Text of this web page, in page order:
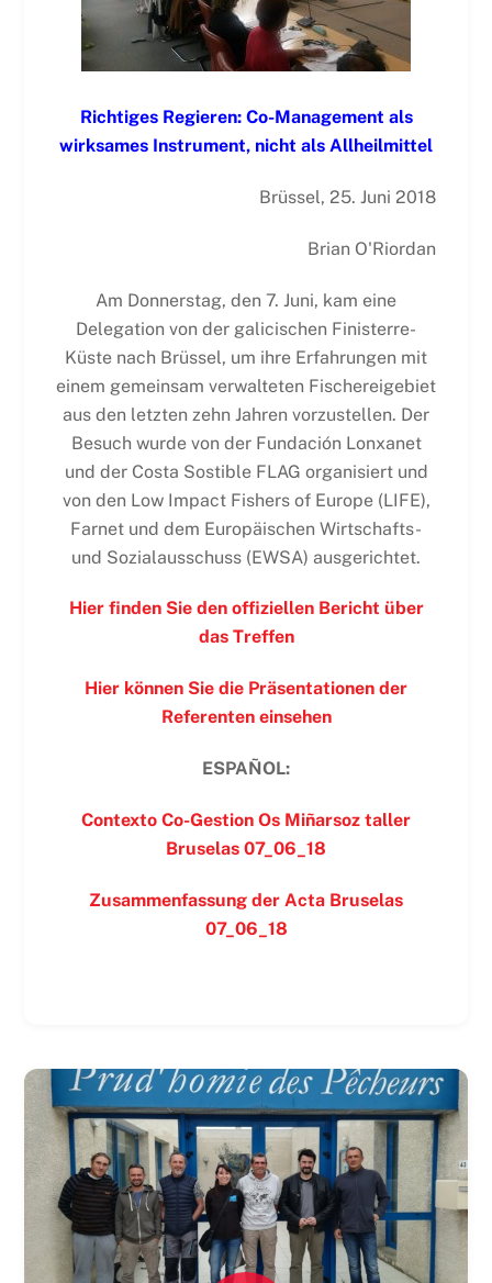
Richtiges Regieren: Co-Management als
wirksames Instrument, nicht als Allheilmittel
Brüssel, 25. Juni 2018
Brian O'Riordan
Am Donnerstag, den 7. Juni, kam eine
Delegation von der galicischen Finisterre-
Küste nach Brüssel, um ihre Erfahrungen mit
einem gemeinsam verwalteten Fischereigebiet
aus den letzten zehn Jahren vorzustellen. Der
Besuch wurde von der Fundación Lonxanet
und der Costa Sostible FLAG organisiert und
von den Low Impact Fishers of Europe (LIFE),
Farnet und dem Europäischen Wirtschafts-
und Sozialausschuss (EWSA) ausgerichtet.
Hier finden Sie den offiziellen Bericht über
das Treffen
Hier können Sie die Präsentationen der
Referenten einsehen
ESPAÑOL:
Contexto Co-Gestion Os Miñarsoz taller
Bruselas 07_06_18
Zusammenfassung der Acta Bruselas
07_06_18